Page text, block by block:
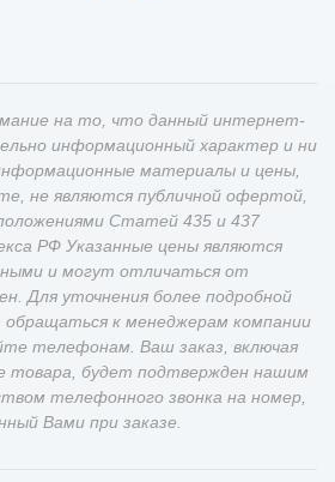
на то, что данный интернет-
информационный характер и ни
материалы и цены,
не являются публичной офертой,
Статей 435 и 437
РФ Указанные цены являются
и могут отличаться от
Для уточнения более подробной
к менеджерам компании
телефонам. Ваш заказ, включая
товара, будет подтвержден нашим
телефонного звонка на номер,
Вами при заказе.